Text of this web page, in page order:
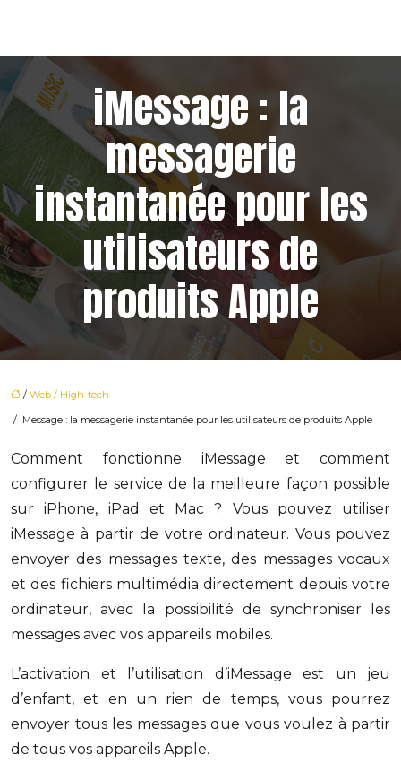
iMessage : la
messagerie
instantanée pour les
utilisateurs de
produits Apple
/ Web / High-tech
/ iMessage : la messagerie instantanée pour les utilisateurs de produits Apple
Comment fonctionne iMessage et comment
configurer le service de la meilleure façon possible
sur iPhone, iPad et Mac ? Vous pouvez utiliser
iMessage à partir de votre ordinateur. Vous pouvez
envoyer des messages texte, des messages vocaux
et des fichiers multimédia directement depuis votre
ordinateur, avec la possibilité de synchroniser les
messages avec vos appareils mobiles.
L’activation et l’utilisation d’iMessage est un jeu
d’enfant, et en un rien de temps, vous pourrez
envoyer tous les messages que vous voulez à partir
de tous vos appareils Apple.